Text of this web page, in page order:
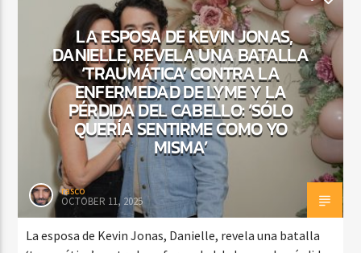
LA ESPOSA DE KEVIN JONAS,
DANIELLE, REVELA UNA BATALLA
‘TRAUMÁTICA’ CONTRA LA
ENFERMEDAD DE LYME Y LA
PÉRDIDA DEL CABELLO: ‘SÓLO
QUERÍA SENTIRME COMO YO
MISMA’
rasco
OCTOBER 11, 2025
La esposa de Kevin Jonas, Danielle, revela una batalla